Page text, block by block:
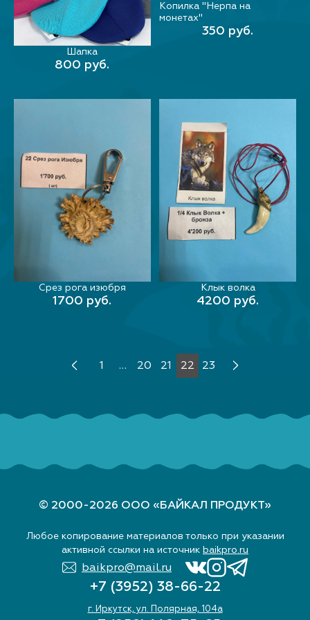
В КОРЗИНУ
Шапка
800 руб.
В КОРЗИНУ
Копилка "Нерпа на
монетах"
350 руб.
В КОРЗИНУ
Срез рога изюбря
1700 руб. В КОРЗИНУ
Клык волка
4200 руб.
1 … 20 21 22 23
© 2000-2026 ООО «БАЙКАЛ ПРОДУКТ»
Любое копирование материалов только при указании
активной ссылки на источник baikpro.ru
baikpro@mail.ru
+7 (3952) 38-66-22
г. Иркутск, ул. Полярная, 104а